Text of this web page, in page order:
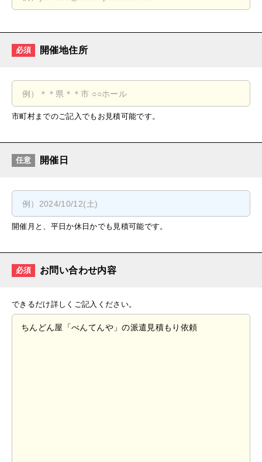
必須 開催地住所
市町村までのご記入でもお見積可能です。
任意 開催日
開催月と、平日か休日かでも見積可能です。
必須 お問い合わせ内容
できるだけ詳しくご記入ください。